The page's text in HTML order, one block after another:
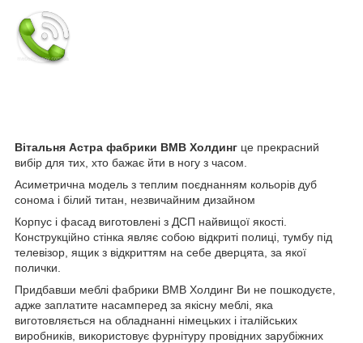
Вітальня Астра фабрики ВМВ Холдинг це прекрасний
вибір для тих, хто бажає йти в ногу з часом.
Асиметрична модель з теплим поєднанням кольорів дуб
сонома і білий титан, незвичайним дизайном
Корпус і фасад виготовлені з ДСП найвищої якості.
Конструкційно стінка являє собою відкриті полиці, тумбу під
телевізор, ящик з відкриттям на себе дверцята, за якої
полички.
Придбавши меблі фабрики ВМВ Холдинг Ви не пошкодуєте,
адже заплатите насамперед за якісну меблі, яка
виготовляється на обладнанні німецьких і італійських
виробників, використовує фурнітуру провідних зарубіжних